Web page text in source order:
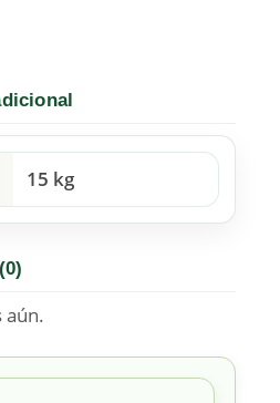
15 kg
aún.